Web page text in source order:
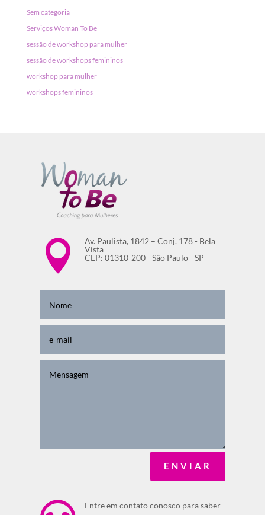
Sem categoria
Serviços Woman To Be
sessão de workshop para mulher
sessão de workshops femininos
workshop para mulher
workshops femininos

Av. Paulista, 1842 – Conj. 178 - Bela
Vista
CEP: 01310-200 - São Paulo - SP
ENVIAR
Entre em contato conosco para saber